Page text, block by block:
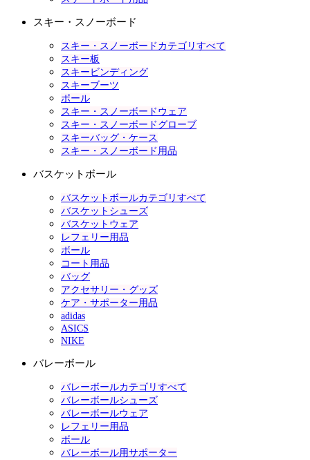
スキー・スノーボード
スキー・スノーボードカテゴリすべて
スキー板
スキービンディング
スキーブーツ
ポール
スキー・スノーボードウェア
スキー・スノーボードグローブ
スキーバッグ・ケース
スキー・スノーボード用品
バスケットボール
バスケットボールカテゴリすべて
バスケットシューズ
バスケットウェア
レフェリー用品
ボール
コート用品
バッグ
アクセサリー・グッズ
ケア・サポーター用品
adidas
ASICS
NIKE
バレーボール
バレーボールカテゴリすべて
バレーボールシューズ
バレーボールウェア
レフェリー用品
ボール
バレーボール用サポーター